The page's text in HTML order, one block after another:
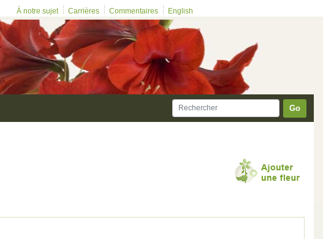
À notre sujet Carrières Commentaires English
Go